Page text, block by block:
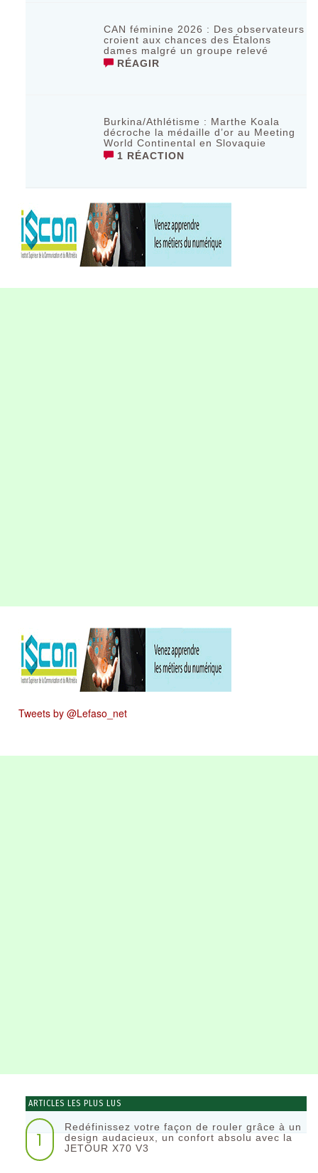
CAN féminine 2026 : Des observateurs
croient aux chances des Étalons
dames malgré un groupe relevé
RÉAGIR
Burkina/Athlétisme : Marthe Koala
décroche la médaille d’or au Meeting
World Continental en Slovaquie ‎
1 RÉACTION
Tweets by @Lefaso_net
ARTICLES LES PLUS LUS
1
Redéfinissez votre façon de rouler grâce à un
design audacieux, un confort absolu avec la
JETOUR X70 V3